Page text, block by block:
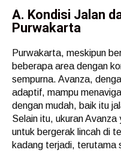
A. Kondisi Jalan
Purwakarta
Purwakarta, meskipun
beberapa area dengan
sempurna. Avanza,
adaptif, mampu
dengan mudah, baik itu
Selain itu, ukuran
untuk bergerak lincah di
kadang terjadi, terutama